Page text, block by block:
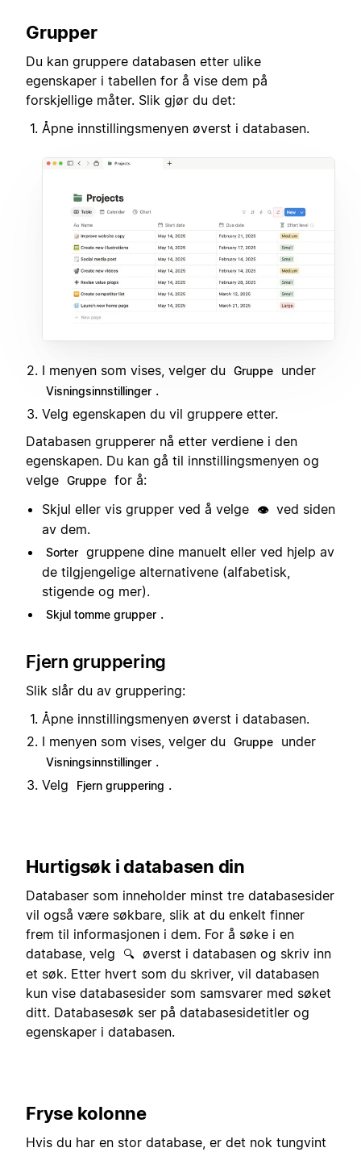
Grupper
Du kan gruppere databasen etter ulike
egenskaper i tabellen for å vise dem på
forskjellige måter. Slik gjør du det:
Åpne innstillingsmenyen øverst i databasen.
I menyen som vises, velger du Gruppe under
Visningsinnstillinger .
Velg egenskapen du vil gruppere etter.
Databasen grupperer nå etter verdiene i den
egenskapen. Du kan gå til innstillingsmenyen og
velge Gruppe for å:
Skjul eller vis grupper ved å velge
👁️ ved siden
av dem.
Sorter gruppene dine manuelt eller ved hjelp av
de tilgjengelige alternativene (alfabetisk,
stigende og mer).
Skjul tomme grupper .
Fjern gruppering
Slik slår du av gruppering:
Åpne innstillingsmenyen øverst i databasen.
I menyen som vises, velger du
Gruppe under
Visningsinnstillinger .
Velg
Fjern gruppering .
Hurtigsøk i databasen din
Databaser som inneholder minst tre databasesider
vil også være søkbare, slik at du enkelt finner
frem til informasjonen i dem. For å søke i en
database, velg
🔍 øverst i databasen og skriv inn
et søk. Etter hvert som du skriver, vil databasen
kun vise databasesider som samsvarer med søket
ditt. Databasesøk ser på databasesidetitler og
egenskaper i databasen.
Fryse kolonne
Hvis du har en stor database, er det nok tungvint